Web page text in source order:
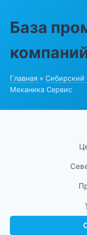
База
Главная » Сибирский
Механика Сервис